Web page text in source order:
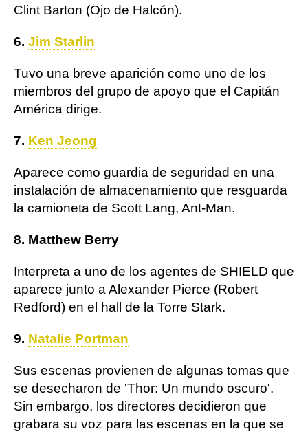
Clint Barton (Ojo de Halcón).
6. Jim Starlin
Tuvo una breve aparición como uno de los
miembros del grupo de apoyo que el Capitán
América dirige.
7. Ken Jeong
Aparece como guardia de seguridad en una
instalación de almacenamiento que resguarda
la camioneta de Scott Lang, Ant-Man.
8. Matthew Berry
Interpreta a uno de los agentes de SHIELD que
aparece junto a Alexander Pierce (Robert
Redford) en el hall de la Torre Stark.
9. Natalie Portman
Sus escenas provienen de algunas tomas que
se desecharon de 'Thor: Un mundo oscuro'.
Sin embargo, los directores decidieron que
grabara su voz para las escenas en la que se